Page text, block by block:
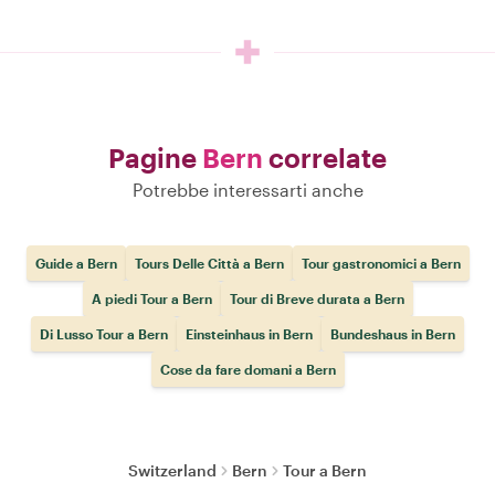
Pagine Bern correlate
Potrebbe interessarti anche
Guide a Bern Tours Delle Città a Bern Tour gastronomici a Bern
A piedi Tour a Bern Tour di Breve durata a Bern
Di Lusso Tour a Bern Einsteinhaus in Bern Bundeshaus in Bern
Cose da fare domani a Bern
Switzerland Bern Tour a Bern